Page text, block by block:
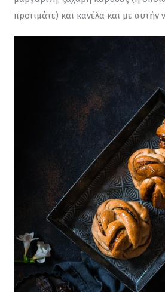
προτιμάτε) και κανέλα και με αυτήν